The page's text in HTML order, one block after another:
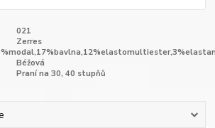
021
Zerres
Béžová
Praní na 30, 40 stupňů